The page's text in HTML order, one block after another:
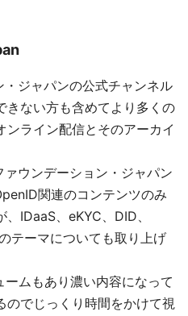
ジャパンの公式チャンネル
きない方も含めてより多くの
ライン配信とそのアーカイ
ウンデーション・ジャパン
関連のコンテンツのみ
IDaaS、eKYC、DID、
テーマについても取り上げ
ームもあり濃い内容になって
のでじっくり時間をかけて視